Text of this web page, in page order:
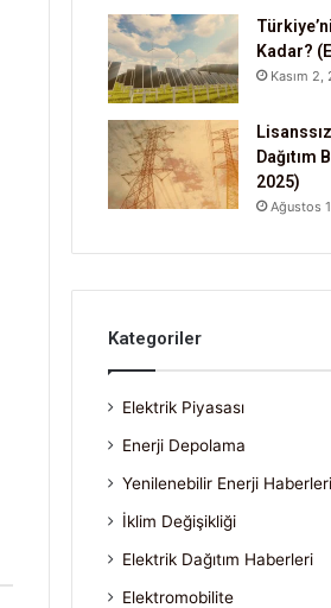
Kadar?
Kasım 2,
Dağıtım
2025)
Ağustos
Kategoriler
Elektrik Piyasası
Enerji Depolama
Yenilenebilir Enerji Haberleri
İklim Değişikliği
Elektrik Dağıtım Haberleri
Elektromobilite